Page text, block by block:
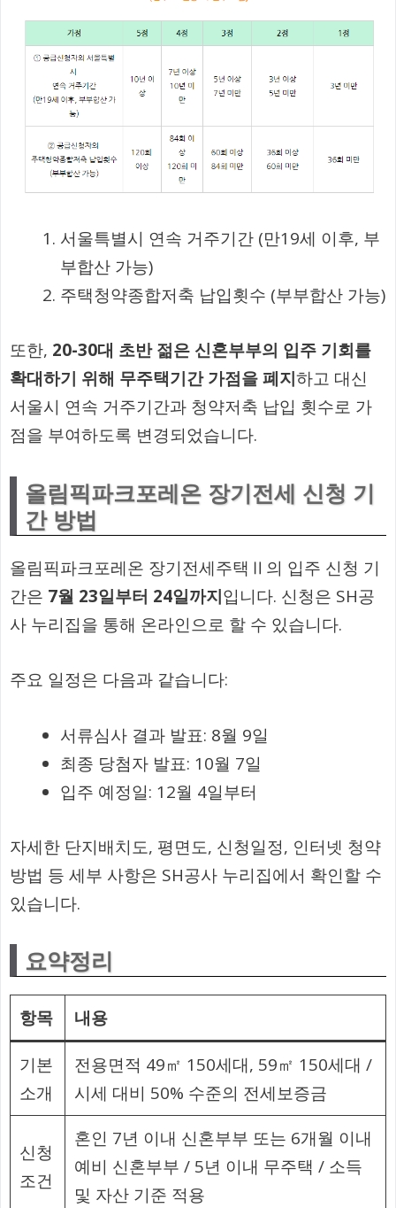
서울특별시 연속 거주기간 (만19세 이후, 부
부합산 가능)
주택청약종합저축 납입횟수 (부부합산 가능)
또한, 20-30대 초반 젊은 신혼부부의 입주 기회를
확대하기 위해 무주택기간 가점을 폐지하고 대신
서울시 연속 거주기간과 청약저축 납입 횟수로 가
점을 부여하도록 변경되었습니다.
올림픽파크포레온 장기전세 신청 기
간 방법
올림픽파크포레온 장기전세주택Ⅱ의 입주 신청 기
간은 7월 23일부터 24일까지입니다. 신청은 SH공
사 누리집을 통해 온라인으로 할 수 있습니다.
주요 일정은 다음과 같습니다:
서류심사 결과 발표: 8월 9일
최종 당첨자 발표: 10월 7일
입주 예정일: 12월 4일부터
자세한 단지배치도, 평면도, 신청일정, 인터넷 청약
방법 등 세부 사항은 SH공사 누리집에서 확인할 수
있습니다.
요약정리
항목 내용
기본
소개
전용면적 49㎡ 150세대, 59㎡ 150세대 /
시세 대비 50% 수준의 전세보증금
신청
조건
혼인 7년 이내 신혼부부 또는 6개월 이내
예비 신혼부부 / 5년 이내 무주택 / 소득
및 자산 기준 적용